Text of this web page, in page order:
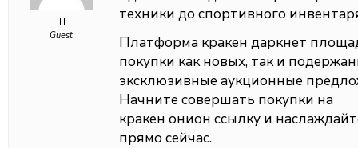
TI
Guest
техники до спортивного
Платформа кракен даркнет
покупки как новых, так и
эксклюзивные аукционные
Начните совершать покупки на
кракен онион ссылку и
прямо сейчас.